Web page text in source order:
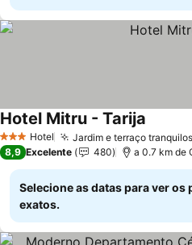
3 EstrelasHotel Jardim e terraço tranquilos
Hotel Mitru - Tarija
8,9 Excelente 480 a 0.7 km de
Selecione as datas para ver os
exatos.